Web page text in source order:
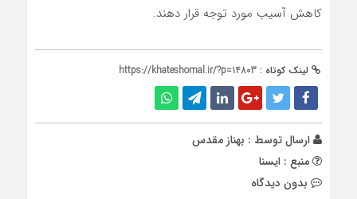
کاهش آسیب مورد توجه قرار دهند.
لینک کوتاه : https://khateshomal.ir/?p=14803
ارسال توسط : بهناز مقدس
منبع : ایسنا
بدون دیدگاه